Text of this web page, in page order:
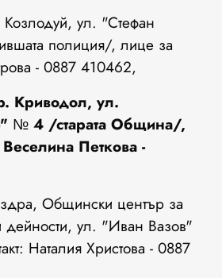
ул. "Стефан
полиция/, лице за
- 0887 410462,
Криводол, ул.
№ 4 /старата Община/,
Петкова -
Общински център за
дейности, ул. "Иван Вазов"
Наталия Христова - 0887